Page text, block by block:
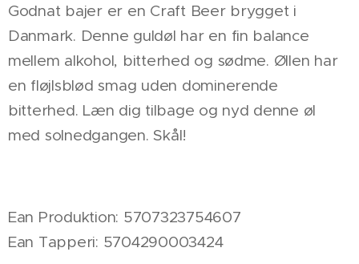
Godnat bajer er en Craft Beer brygget i
Danmark. Denne guldøl har en fin balance
mellem alkohol, bitterhed og sødme. Øllen har
en fløjlsblød smag uden dominerende
bitterhed. Læn dig tilbage og nyd denne øl
med solnedgangen. Skål!
Ean Produktion: 5707323754607
Ean Tapperi: 5704290003424